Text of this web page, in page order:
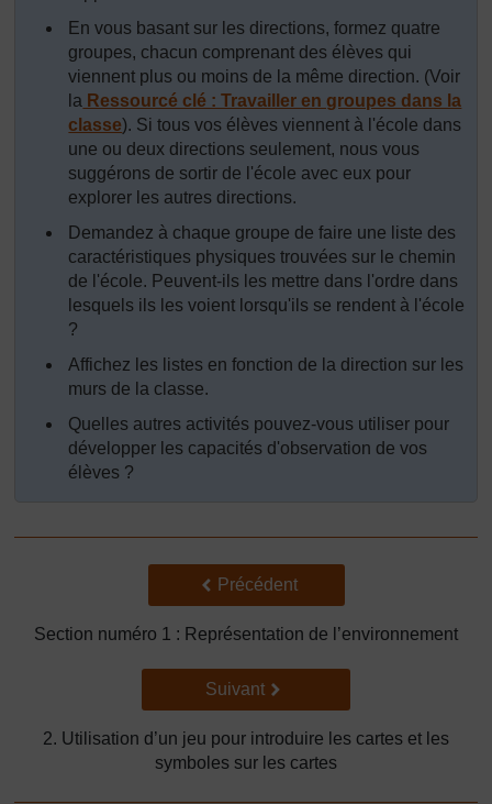
En vous basant sur les directions, formez quatre
groupes, chacun comprenant des élèves qui
viennent plus ou moins de la même direction. (Voir
la Ressourcé clé : Travailler en groupes dans la
classe). Si tous vos élèves viennent à l'école dans
une ou deux directions seulement, nous vous
suggérons de sortir de l'école avec eux pour
explorer les autres directions.
Demandez à chaque groupe de faire une liste des
caractéristiques physiques trouvées sur le chemin
de l'école. Peuvent-ils les mettre dans l'ordre dans
lesquels ils les voient lorsqu'ils se rendent à l'école
?
Affichez les listes en fonction de la direction sur les
murs de la classe.
Quelles autres activités pouvez-vous utiliser pour
développer les capacités d'observation de vos
élèves ?
Précédent
Précédent
Section numéro 1 : Représentation de l’environnement
Suivant
Suivant
2. Utilisation d’un jeu pour introduire les cartes et les
symboles sur les cartes